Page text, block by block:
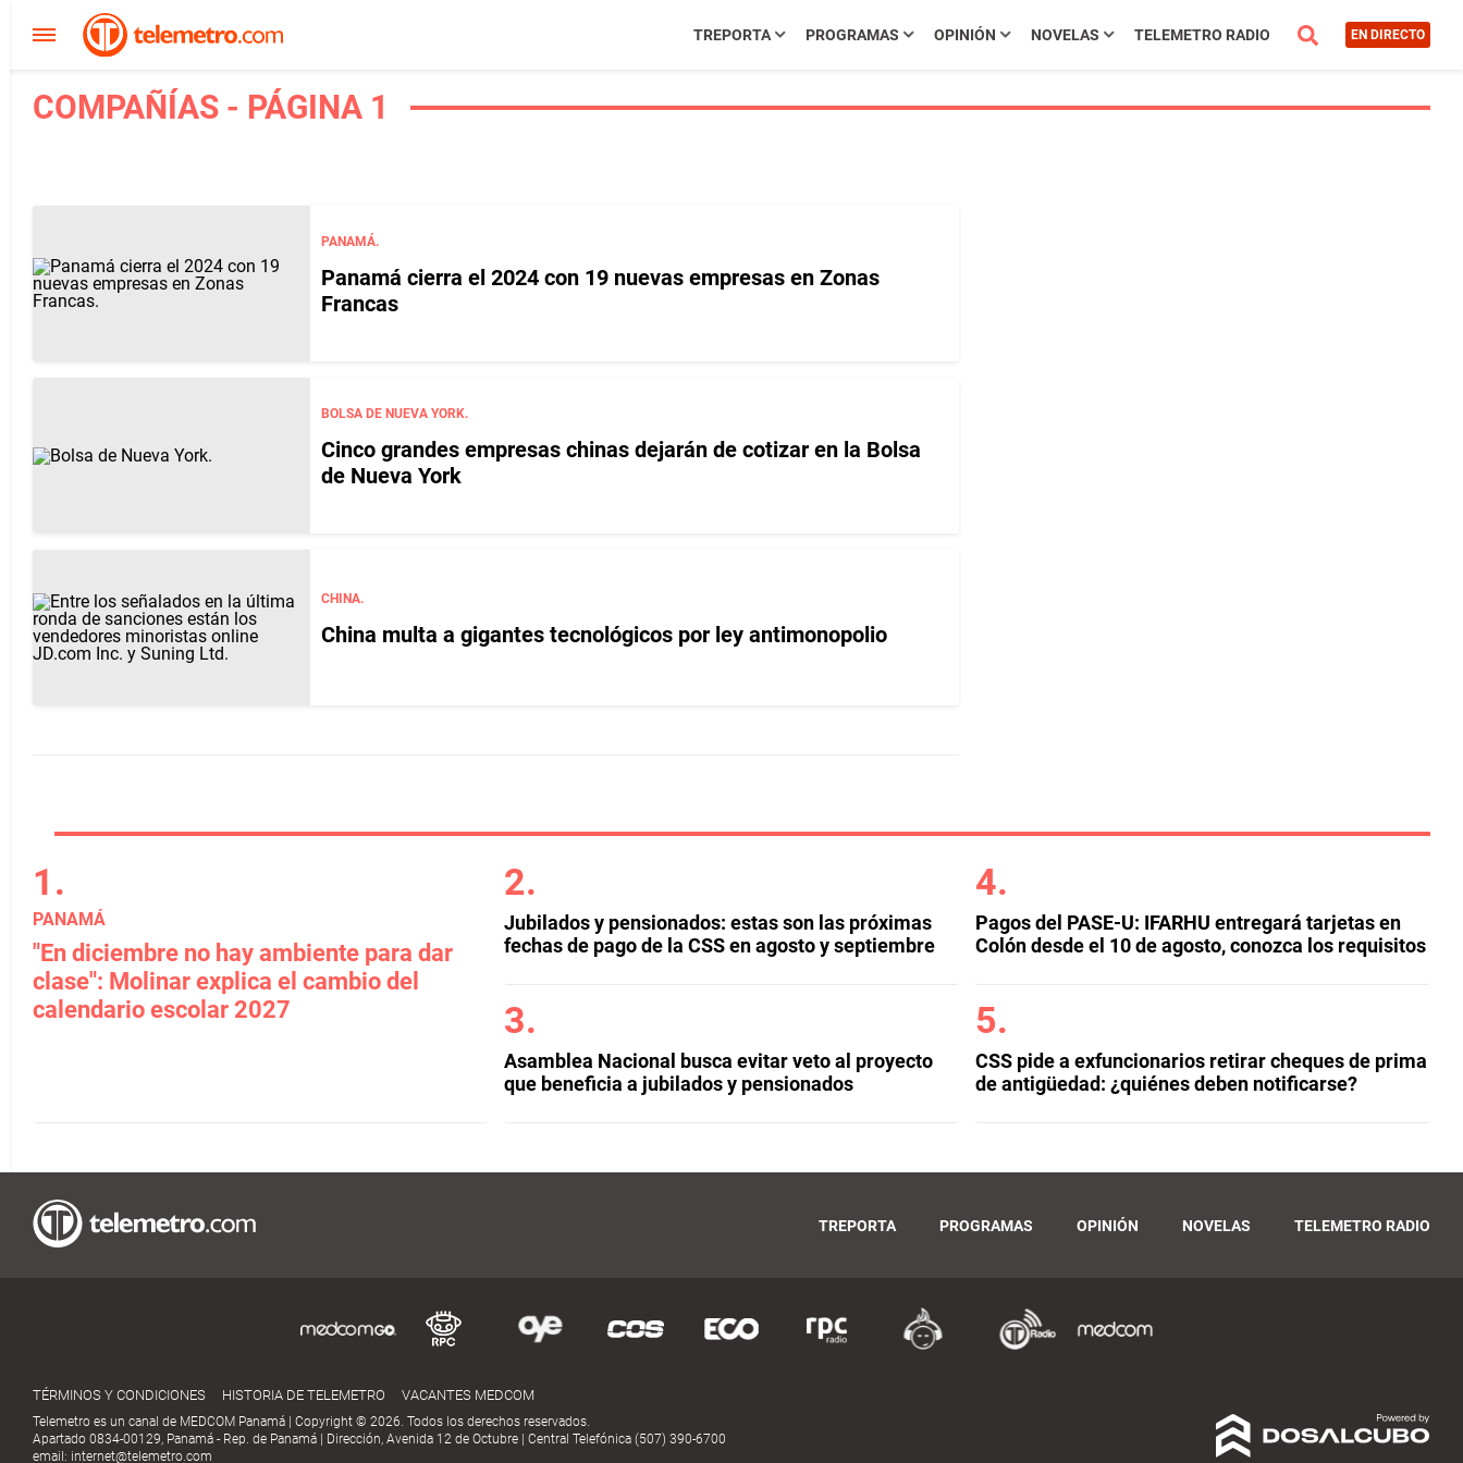
TREPORTA PROGRAMAS OPINIÓN NOVELAS TELEMETRO RADIO EN DIRECTO
COMPAÑÍAS - PÁGINA 1
PANAMÁ.
Panamá cierra el 2024 con 19 nuevas empresas en Zonas
Francas
BOLSA DE NUEVA YORK.
Cinco grandes empresas chinas dejarán de cotizar en la Bolsa
de Nueva York
CHINA.
China multa a gigantes tecnológicos por ley antimonopolio
PANAMÁ
"En diciembre no hay ambiente para dar
clase": Molinar explica el cambio del
calendario escolar 2027
Jubilados y pensionados: estas son las próximas
fechas de pago de la CSS en agosto y septiembre
Asamblea Nacional busca evitar veto al proyecto
que beneficia a jubilados y pensionados
Pagos del PASE-U: IFARHU entregará tarjetas en
Colón desde el 10 de agosto, conozca los requisitos
CSS pide a exfuncionarios retirar cheques de prima
de antigüedad: ¿quiénes deben notificarse?
TREPORTA PROGRAMAS OPINIÓN NOVELAS TELEMETRO RADIO
TÉRMINOS Y CONDICIONES HISTORIA DE TELEMETRO VACANTES MEDCOM
Telemetro es un canal de MEDCOM Panamá | Copyright © 2026. Todos los derechos reservados.
Apartado 0834-00129, Panamá - Rep. de Panamá | Dirección, Avenida 12 de Octubre | Central Telefónica (507) 390-6700
email: internet@telemetro.com